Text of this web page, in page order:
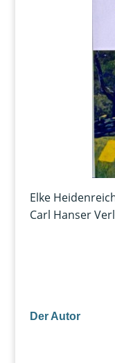
Elke
Carl Hanser
Der Autor